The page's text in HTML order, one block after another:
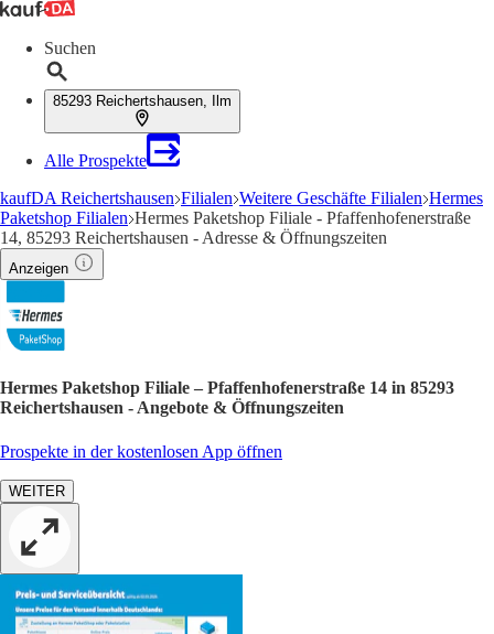
Suchen
85293 Reichertshausen, Ilm
Alle Prospekte
kaufDA Reichertshausen Filialen Weitere Geschäfte Filialen Hermes
Paketshop Filialen Hermes Paketshop Filiale - Pfaffenhofenerstraße
14, 85293 Reichertshausen - Adresse & Öffnungszeiten
Anzeigen
Hermes Paketshop Filiale – Pfaffenhofenerstraße 14 in 85293
Reichertshausen - Angebote & Öffnungszeiten
Prospekte in der kostenlosen App öffnen
WEITER